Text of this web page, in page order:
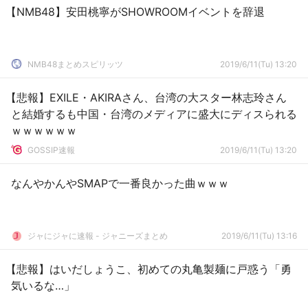
【NMB48】安田桃寧がSHOWROOMイベントを辞退
NMB48まとめスピリッツ 2019/6/11(Tu) 13:20
【悲報】EXILE・AKIRAさん、台湾の大スター林志玲さん
と結婚するも中国・台湾のメディアに盛大にディスられる
ｗｗｗｗｗｗ
GOSSIP速報 2019/6/11(Tu) 13:20
なんやかんやSMAPで一番良かった曲ｗｗｗ
ジャにジャに速報 - ジャニーズまとめ 2019/6/11(Tu) 13:16
【悲報】はいだしょうこ、初めての丸亀製麺に戸惑う「勇
気いるな…」